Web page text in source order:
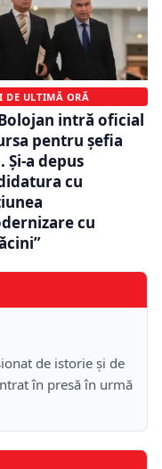
DE ULTIMĂ ORĂ
intră oficial
pentru șefia
Și-a depus
cu
cu
de istorie și de
în presă în urmă